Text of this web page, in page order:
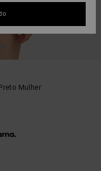
Mulher